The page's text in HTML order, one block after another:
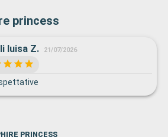
princess
luisa Z. 21/07/2026
PRINCESS